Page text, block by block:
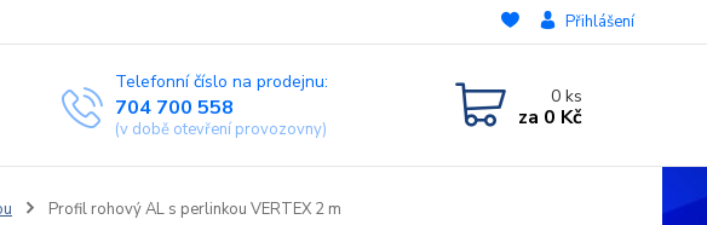
Přihlášení
Telefonní číslo na prodejnu:
704 700 558
(v době otevření provozovny)
0ks
za 0 Kč
Profil rohový AL s perlinkou VERTEX 2 m